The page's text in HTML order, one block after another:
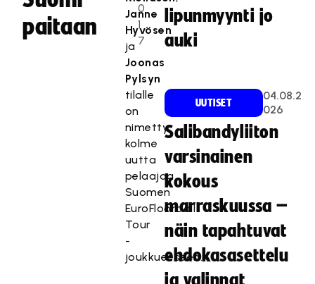
paitaan
0
1
7
Janne
Hyvösen
ja
Joonas
Pylsyn
tilalle
on
nimetty
kolme
uutta
pelaajaa
Suomen
EuroFloorball
Tour
-
joukkueeseen.
lipunmyynti jo
auki
UUTISET
04.08.2
026
Salibandyliiton
varsinainen
kokous
marraskuussa –
näin tapahtuvat
ehdokasasettelu